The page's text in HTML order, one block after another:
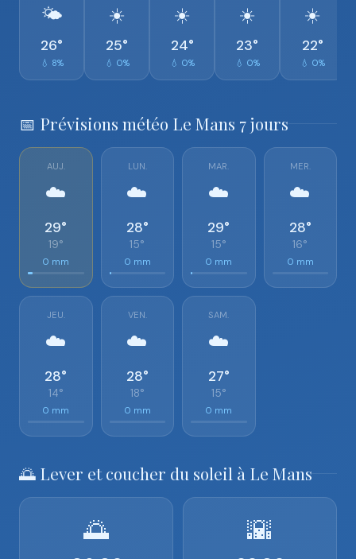
🌤️
26°
💧 8%
☀️
25°
💧 0%
☀️
24°
💧 0%
☀️
23°
💧 0%
☀️
22°
💧 0%
📅 Prévisions météo Le Mans 7 jours
AUJ.
☁️
29°
19°
0 mm
LUN.
☁️
28°
15°
0 mm
MAR.
☁️
29°
15°
0 mm
MER.
☁️
28°
16°
0 mm
JEU.
☁️
28°
14°
0 mm
VEN.
☁️
28°
18°
0 mm
SAM.
☁️
27°
15°
0 mm
🌅 Lever et coucher du soleil à Le Mans
🌅 🌇